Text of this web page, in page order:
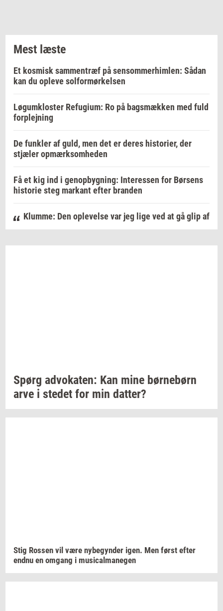
Mest læste
Et kosmisk sammentræf på sensommerhimlen: Sådan
kan du opleve solformørkelsen
Løgumkloster Refugium: Ro på bagsmækken med fuld
forplejning
De funkler af guld, men det er deres historier, der
stjæler opmærksomheden
Få et kig ind i genopbygning: Interessen for Børsens
historie steg markant efter branden
Klumme: Den oplevelse var jeg lige ved at gå glip af
Spørg ad­vo­ka­ten: Kan mine bør­ne­børn
arve i ste­det for min dat­ter?
Stig Ros­sen vil være ny­be­gyn­der igen. Men først efter
endnu en om­gang i mu­si­cal­ma­ne­gen